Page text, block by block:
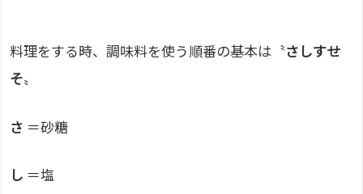
料理をする時、調味料を使う順番の基本は〝さしすせ
そ〟
さ ＝砂糖
し ＝塩